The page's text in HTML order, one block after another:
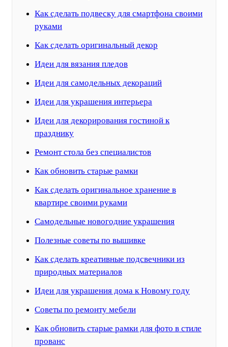
Как сделать подвеску для смартфона своими
руками
Как сделать оригинальный декор
Идеи для вязания пледов
Идеи для самодельных декораций
Идеи для украшения интерьера
Идеи для декорирования гостиной к
празднику
Ремонт стола без специалистов
Как обновить старые рамки
Как сделать оригинальное хранение в
квартире своими руками
Самодельные новогодние украшения
Полезные советы по вышивке
Как сделать креативные подсвечники из
природных материалов
Идеи для украшения дома к Новому году
Советы по ремонту мебели
Как обновить старые рамки для фото в стиле
прованс